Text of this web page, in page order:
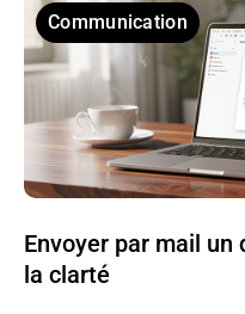
Communication
Envoyer par mail un
la clarté